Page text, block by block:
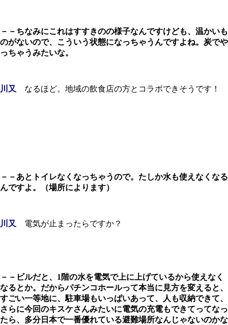
－－ちなみにこれはすすきのの様子なんですけども、温かいも
のがないので、こういう状態になっちゃうんですよね。炭でや
っちゃうみたいな。
川又 なるほど。地域の飲食店の方とコラボできそうです！
－－あとトイレなくなっちゃうので。たしか水も使えなくなる
んですよ。（場所によります）
川又 電気が止まったらですか？
－－ビルだと、1階の水を電気で上に上げているから使えなく
なるとか。だからパチンコホールって本当に見方を変えると、
すごい一等地に、駐車場もいっぱいあって、人も収納できて、
さらに今回のキスケさんみたいに電気の充電もできてってなっ
たら、多分日本で一番優れている避難場所なんじゃないのかな